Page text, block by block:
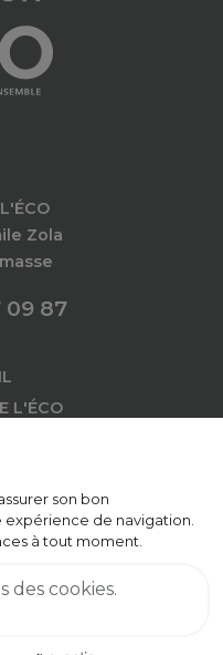
Zola
09 87
L'ÉCO
l'Éco - Tous droits